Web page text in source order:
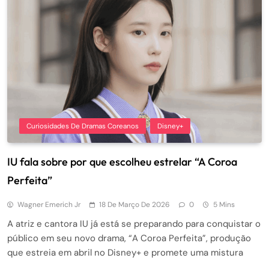
Curiosidades De Dramas Coreanos Disney+
IU fala sobre por que escolheu estrelar “A Coroa
Perfeita”
Wagner Emerich Jr 18 De Março De 2026 0 5 Mins
A atriz e cantora IU já está se preparando para conquistar o
público em seu novo drama, “A Coroa Perfeita”, produção
que estreia em abril no Disney+ e promete uma mistura